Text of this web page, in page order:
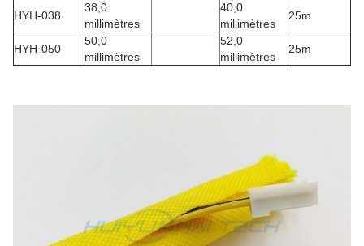
HYH-038
38,0
millimètres
40,0
millimètres
25m
HYH-050
50,0
millimètres
52,0
millimètres
25m